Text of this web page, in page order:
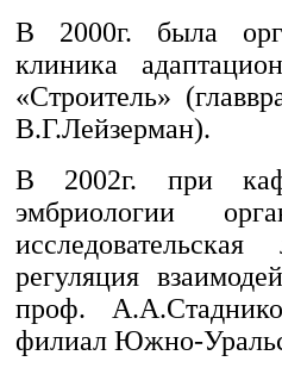
В 2000г. была
клиника
«Строитель»
В.Г.Лейзерман).
В 2002г. при
эмбриологии
регуляция
проф.
филиал Южно-